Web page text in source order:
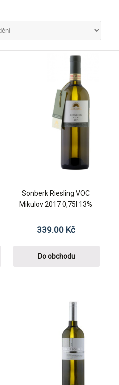
Sonberk Riesling VOC
Mikulov 2017 0,75l 13%
339.00 Kč
Do obchodu